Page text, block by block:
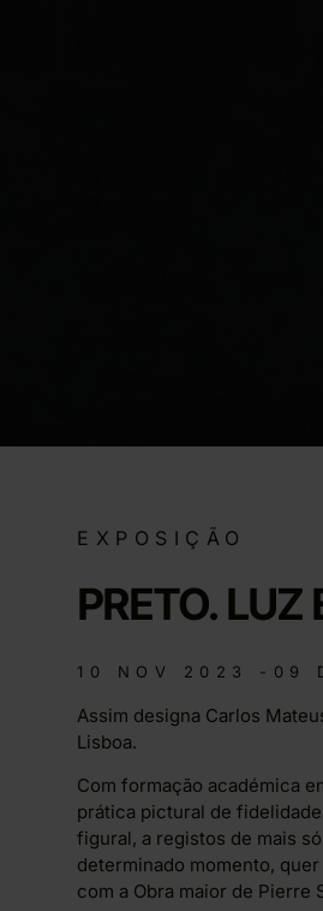
EXPOSIÇÃO
PRETO. LUZ
10 NOV 2023 - 09
Assim designa Carlos
Lisboa.
Com formação académica
prática pictural de
figural, a registos de mais
determinado momento,
com a Obra maior de Pierre